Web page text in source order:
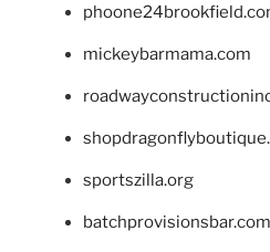
mickeybarmama.com
sportszilla.org
batchprovisionsbar.com